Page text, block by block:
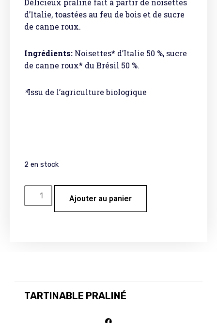
Délicieux praliné fait à partir de noisettes
d’Italie, toastées au feu de bois et de sucre
de canne roux.
Ingrédients: Noisettes* d’Italie 50 %, sucre
de canne roux* du Brésil 50 %.
*Issu de l’agriculture biologique
2 en stock
Ajouter au panier
TARTINABLE PRALINÉ